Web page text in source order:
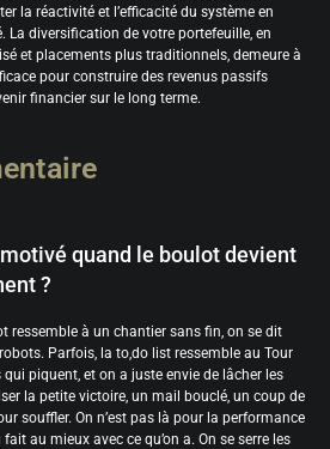
la réactivité et l’efficacité du système en
La diversification de votre portefeuille, en
et placements plus traditionnels, demeure à
pour construire des revenus passifs
financier sur le long terme.
quand le boulot devient
?
ressemble à un chantier sans fin, on se dit
Parfois, la to,do list ressemble au Tour
piquent, et on a juste envie de lâcher les
la petite victoire, un mail bouclé, un coup de
souffler. On n’est pas là pour la performance
au mieux avec ce qu’on a. On se serre les